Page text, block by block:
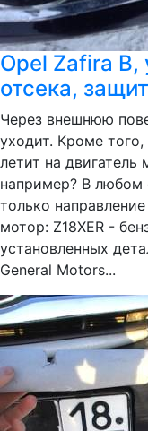
Opel Zafira B,
отсека,
Через внешнюю
уходит. Кроме
летит на
например? В любом
только
мотор: Z18XER -
установленных
General Motors...